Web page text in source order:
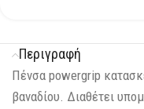
Περιγραφή
Πένσα powergrip
βαναδίου. Διαθέτει